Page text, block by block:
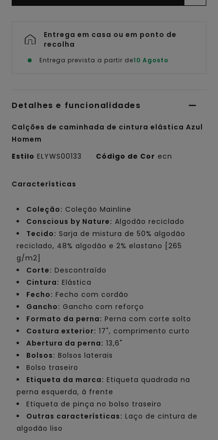
Entrega em casa ou em ponto de
recolha
Entrega prevista a partir de10 Agosto
Detalhes e funcionalidades
Calções de caminhada de cintura elástica Azul
Homem
Estilo ELYWS00133 Código de Cor ecn
Características
Coleção: Coleção Mainline
Conscious by Nature: Algodão reciclado
Tecido: Sarja de mistura de 50% algodão
reciclado, 48% algodão e 2% elastano [265
g/m2]
Corte: Descontraído
Cintura: Elástica
Fecho: Fecho com cordão
Gancho: Gancho com reforço
Formato da perna: Perna com corte solto
Costura exterior: 17", comprimento curto
Abertura da perna: 13,6"
Bolsos: Bolsos laterais
Bolso traseiro
Etiqueta da marca: Etiqueta quadrada na
perna esquerda, à frente
Etiqueta de pinça no bolso traseiro
Outras características: Laço de cintura de
algodão liso